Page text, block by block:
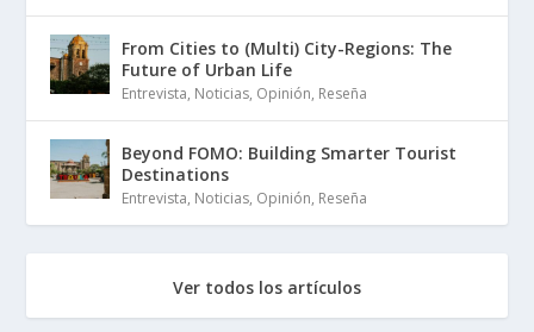
From Cities to (Multi) City-Regions: The
Future of Urban Life
Entrevista, Noticias, Opinión, Reseña
Beyond FOMO: Building Smarter Tourist
Destinations
Entrevista, Noticias, Opinión, Reseña
Ver todos los artículos